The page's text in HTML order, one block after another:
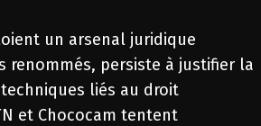
un arsenal juridique
renommés, persiste à justifier la
liés au droit
et Chococam tentent